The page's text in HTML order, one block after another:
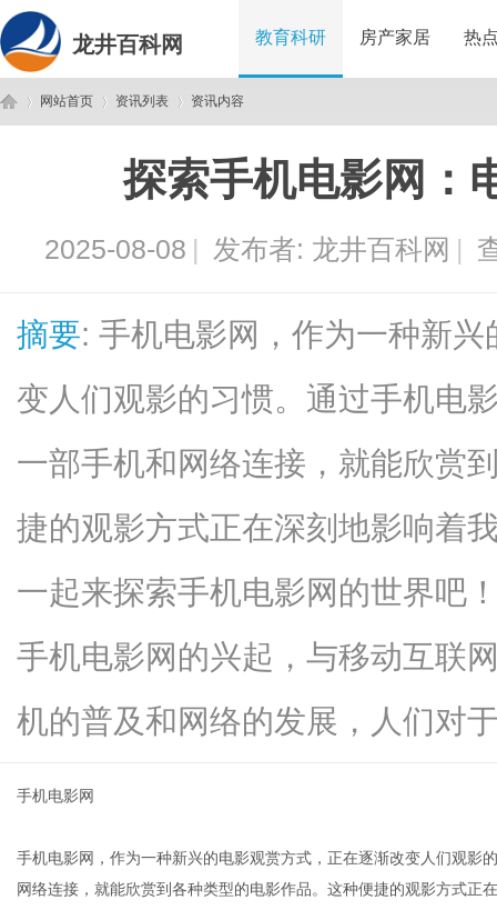
龙井百科网 教育科研 房产家居 热
网站首页 资讯列表
›
资讯内容
探索手机电影网：
2025-08-08 | 发布者: 龙井百科网 |
摘要: 手机电影网，作为一种新
变人们观影的习惯。通过手机电
一部手机和网络连接，就能欣赏
捷的观影方式正在深刻地影响着
一起来探索手机电影网的世界吧
手机电影网的兴起，与移动互联
机的普及和网络的发展，人们对
手机电影网
手机电影网，作为一种新兴的电影观赏方式，正在逐渐改变人们观影
网络连接，就能欣赏到各种类型的电影作品。这种便捷的观影方式正